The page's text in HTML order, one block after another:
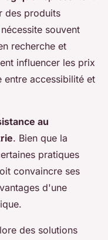
des produits
souvent
recherche et
influencer les prix
entre accessibilité et
au
. Bien que la
pratiques
convaincre ses
d'une
des solutions